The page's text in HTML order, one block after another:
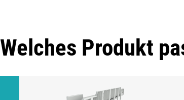
Welches Produkt